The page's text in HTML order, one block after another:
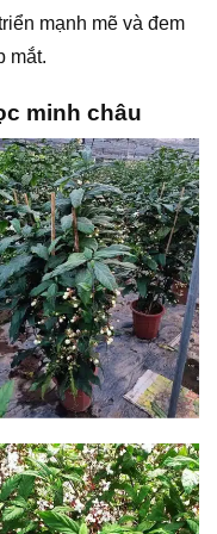
mạnh mẽ và đem
mắt.
minh châu